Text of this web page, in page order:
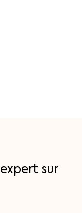
expert sur